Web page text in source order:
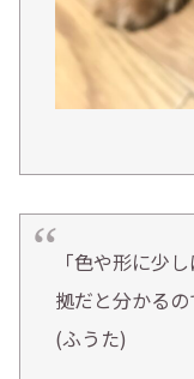
「色や形に少
拠だと分かるの
(ふうた)